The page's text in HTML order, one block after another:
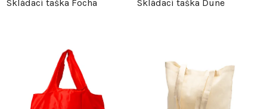
Skládací taška Focha Skládací taška Dune